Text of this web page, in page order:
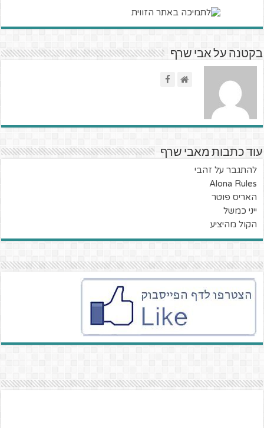
בקטנה על אבי שרף
עוד כתבות מאבי שרף
להתגבר על זהבי
Alona Rules
האריס פוטר
ייני כמשל
הקול מהיציע